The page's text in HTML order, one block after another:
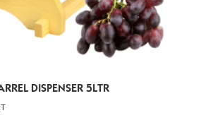
DISPENSER 5LTR